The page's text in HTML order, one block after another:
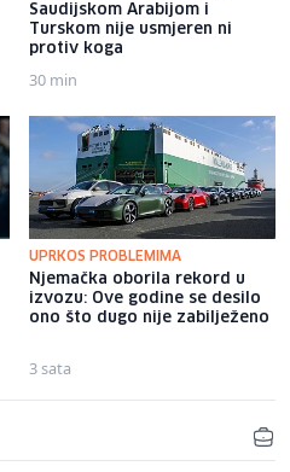
Saudijskom Arabijom i
Turskom nije usmjeren ni
protiv koga
30 min
UPRKOS PROBLEMIMA
Njemačka oborila rekord u
izvozu: Ove godine se desilo
ono što dugo nije zabilježeno
3 sata